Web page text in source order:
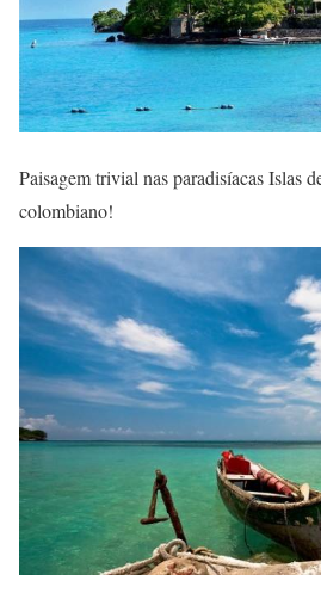
Paisagem trivial nas paradisíacas Islas
colombiano!